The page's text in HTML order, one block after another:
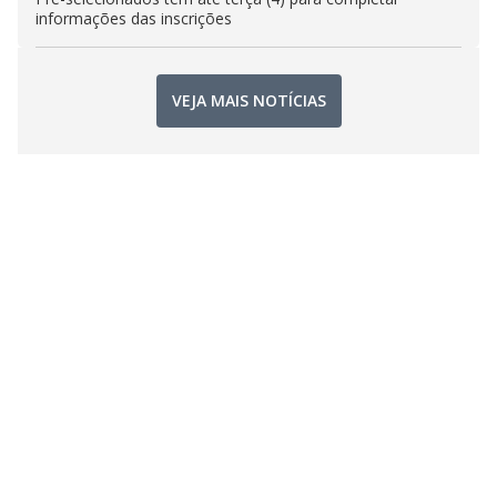
informações das inscrições
VEJA MAIS NOTÍCIAS